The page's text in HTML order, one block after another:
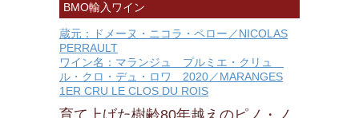
BMO輸入ワイン
蔵元：ドメーヌ・ニコラ・ペロー／NICOLAS
PERRAULT
ワイン名：マランジュ プルミエ・クリュ
ル・クロ・デュ・ロワ 2020／MARANGES
1ER CRU LE CLOS DU ROIS
育て上げた樹齢80年越えのピノ・ノ